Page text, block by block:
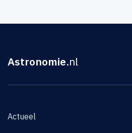
Astronomie.nl
Actueel